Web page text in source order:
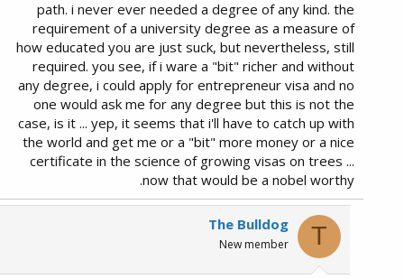
path. i never ever needed a degree of any kind. the
requirement of a university degree as a measure of
how educated you are just suck, but nevertheless, still
required. you see, if i ware a "bit" richer and without
any degree, i could apply for entrepreneur visa and no
one would ask me for any degree but this is not the
case, is it ... yep, it seems that i'll have to catch up with
the world and get me or a "bit" more money or a nice
certificate in the science of growing visas on trees ...
now that would be a nobel worthy.
T
The Bulldog
New member